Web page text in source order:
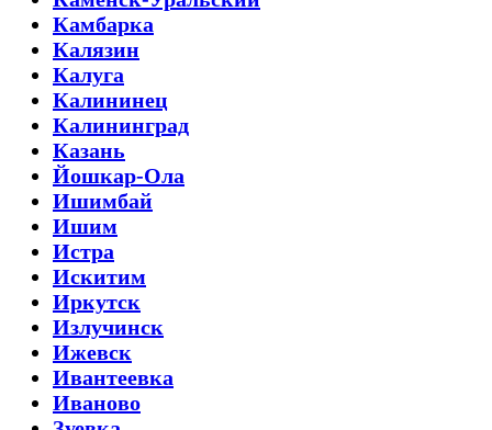
Камбарка
Калязин
Калуга
Калининец
Калининград
Казань
Йошкар-Ола
Ишимбай
Ишим
Истра
Искитим
Иркутск
Излучинск
Ижевск
Ивантеевка
Иваново